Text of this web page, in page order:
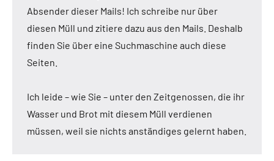
Absender dieser Mails! Ich schreibe nur über
diesen Müll und zitiere dazu aus den Mails. Deshalb
finden Sie über eine Suchmaschine auch diese
Seiten.
Ich leide – wie Sie – unter den Zeitgenossen, die ihr
Wasser und Brot mit diesem Müll verdienen
müssen, weil sie nichts anständiges gelernt haben.